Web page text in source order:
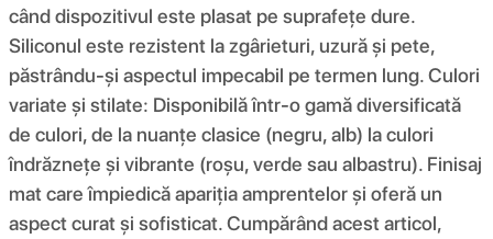
când dispozitivul este plasat pe suprafețe dure.
Siliconul este rezistent la zgârieturi, uzură și pete,
păstrându-și aspectul impecabil pe termen lung. Culori
variate și stilate: Disponibilă într-o gamă diversificată
de culori, de la nuanțe clasice (negru, alb) la culori
îndrăznețe și vibrante (roșu, verde sau albastru). Finisaj
mat care împiedică apariția amprentelor și oferă un
aspect curat și sofisticat. Cumpărând acest articol,